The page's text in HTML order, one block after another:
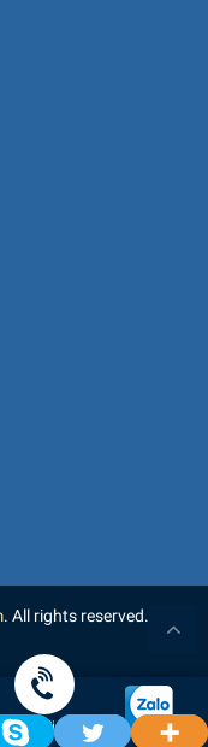
. All rights reserved.
Gọi điện